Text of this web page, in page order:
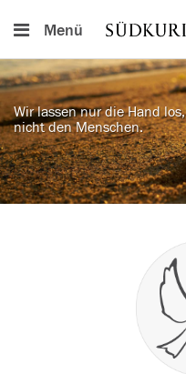
Menü
Wir lassen nur die Hand los,
nicht den Menschen.